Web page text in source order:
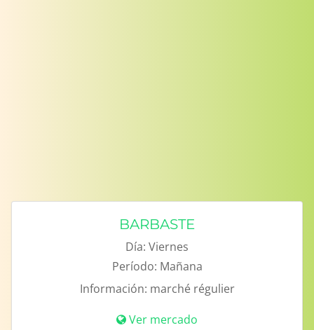
BARBASTE
Día: Viernes
Período: Mañana
Información: marché régulier
Ver mercado